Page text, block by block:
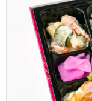
ご利用シーン：ロ
東京都港区六本木